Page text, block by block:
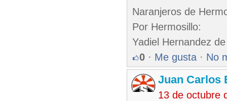
Naranjeros de
Por Hermosillo:
Yadiel Hernandez
0 · Me gusta · No
Juan Carlos
13 de octubre